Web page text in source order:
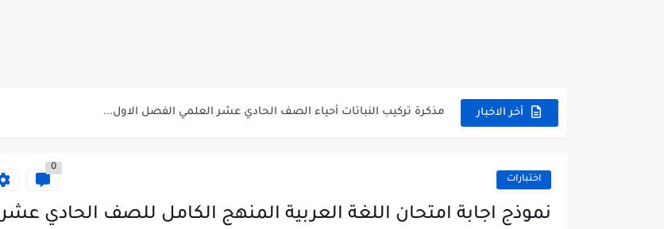
أخر الاخبار توزيع منهج العلوم للصف السابع الفصل الثاني 2025-2026
اختبارات
0
نموذج اجابة امتحان اللغة العربية المنهج الكامل للصف الحادي عشر